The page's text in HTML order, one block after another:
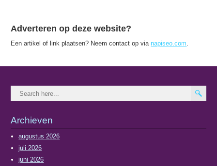
Adverteren op deze website?
Een artikel of link plaatsen? Neem contact op vianapiseo.com.
Archieven
augustus 2026
juli 2026
juni 2026